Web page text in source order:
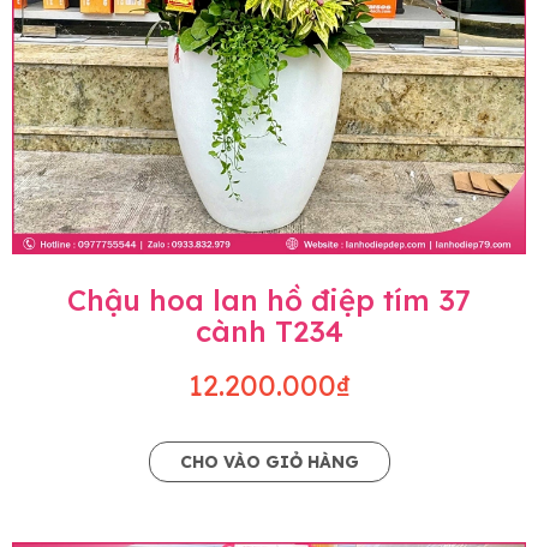
Chậu hoa lan hồ điệp tím 37
cành T234
12.200.000₫
CHO VÀO GIỎ HÀNG